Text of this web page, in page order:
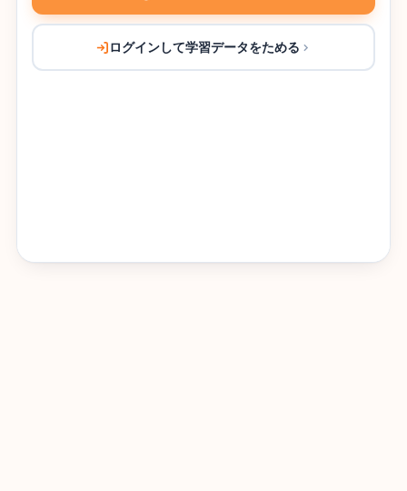
ログインして学習データをためる